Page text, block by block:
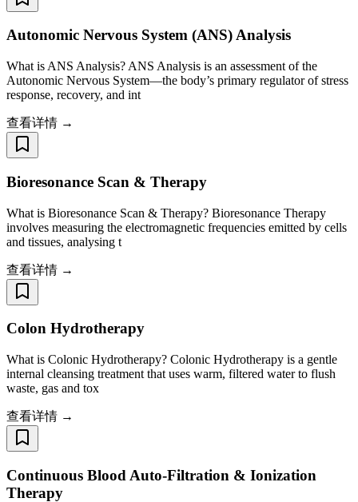
Autonomic Nervous System (ANS) Analysis
What is ANS Analysis? ANS Analysis is an assessment of the
Autonomic Nervous System—the body’s primary regulator of stress
response, recovery, and int
查看详情 →
Bioresonance Scan & Therapy
What is Bioresonance Scan & Therapy? Bioresonance Therapy
involves measuring the electromagnetic frequencies emitted by cells
and tissues, analysing t
查看详情 →
Colon Hydrotherapy
What is Colonic Hydrotherapy? Colonic Hydrotherapy is a gentle
internal cleansing treatment that uses warm, filtered water to flush
waste, gas and tox
查看详情 →
Continuous Blood Auto-Filtration & Ionization
Therapy